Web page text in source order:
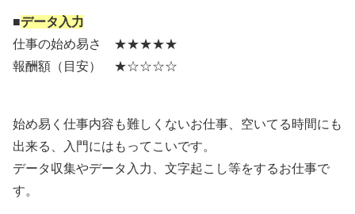
■データ入力
仕事の始め易さ ★★★★★
報酬額（目安） ★☆☆☆☆
始め易く仕事内容も難しくないお仕事、空いてる時間にも
出来る、入門にはもってこいです。
データ収集やデータ入力、文字起こし等をするお仕事で
す。